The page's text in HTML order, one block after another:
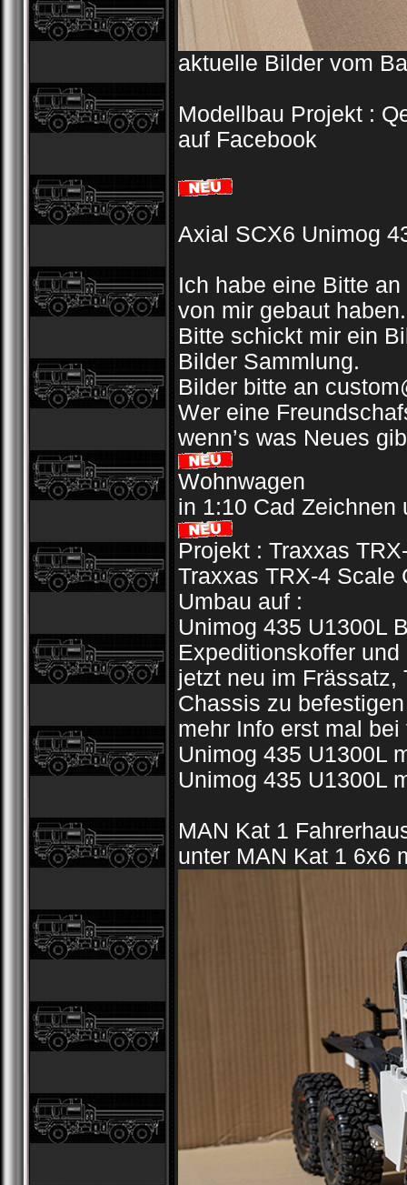
aktuelle Bilder vom
Modellbau Projekt :
auf Facebook
Axial SCX6 Unimog
Ich habe eine Bitte
von mir gebaut haben.
Bitte schickt mir ein
Bilder Sammlung.
Bilder bitte an
Wer eine
wenn’s was Neues
Wohnwagen
in 1:10 Cad Zeichnen
Projekt : Traxxas
Traxxas TRX-4 Scale
Umbau auf :
Unimog 435 U1300L
Expeditionskoffer
jetzt neu im Frässatz,
Chassis zu befestigen
mehr Info erst mal
Unimog 435 U1300L
Unimog 435 U1300L
MAN Kat 1
unter MAN Kat 1 6x6